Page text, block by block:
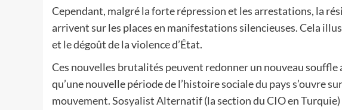
Cependant, malgré la forte répression et les arrestations, la
arrivent sur les places en manifestations silencieuses. Cela
et le dégoût de la violence d’État.
Ces nouvelles brutalités peuvent redonner un nouveau
qu’une nouvelle période de l’histoire sociale du pays s’ouvre
mouvement. Sosyalist Alternatif (la section du CIO en